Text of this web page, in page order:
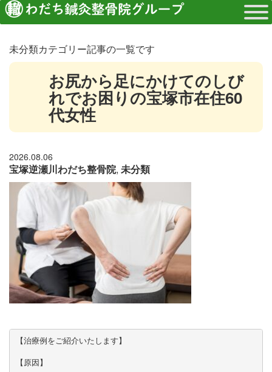
未分類カテゴリー記事の一覧です
お尻から足にかけてのしび
れでお困りの宝塚市在住60
代女性
2026.08.06
宝塚逆瀬川わだち整骨院, 未分類
【治療例をご紹介いたします】
【原因】